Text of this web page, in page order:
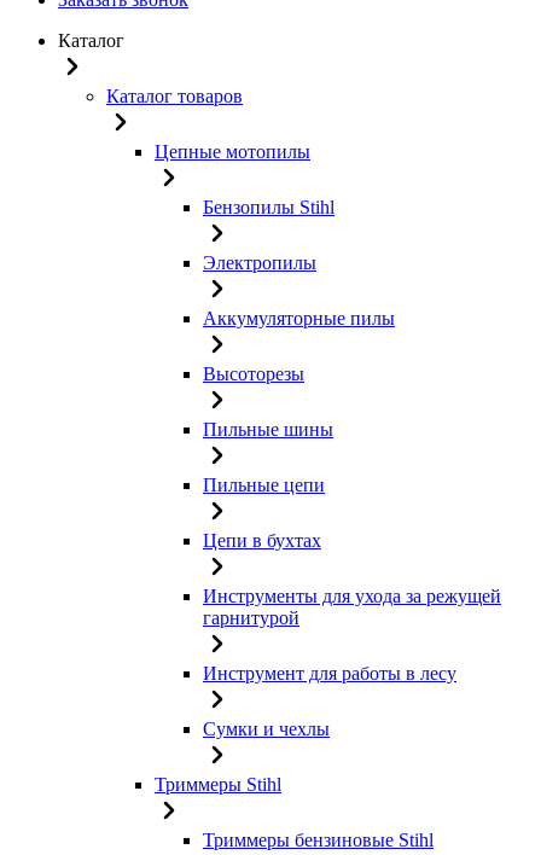
Каталог
Каталог товаров
Цепные мотопилы
Бензопилы Stihl
Электропилы
Аккумуляторные пилы
Высоторезы
Пильные шины
Пильные цепи
Цепи в бухтах
Инструменты для ухода за режущей
гарнитурой
Инструмент для работы в лесу
Сумки и чехлы
Триммеры Stihl
Триммеры бензиновые Stihl